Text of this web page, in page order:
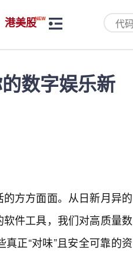
港美股
数字娱乐新
方方面面。从日新月异的
件工具，我们对高质量数
正“对味”且安全可靠的资